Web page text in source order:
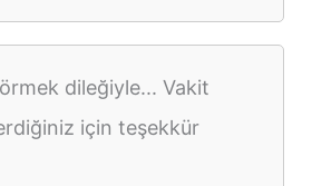
dileğiyle... Vakit
için teşekkür